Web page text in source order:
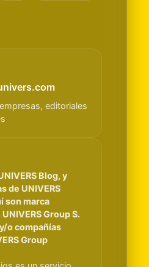
editoriales
Blog, y
de UNIVERS
son marca
Group S.
o compañías
Group